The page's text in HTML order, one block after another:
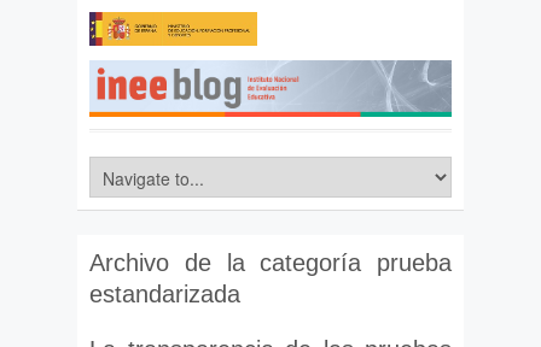
Archivo de la categoría prueba
estandarizada